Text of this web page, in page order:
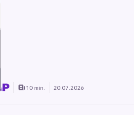
10 min. 20.07.2026